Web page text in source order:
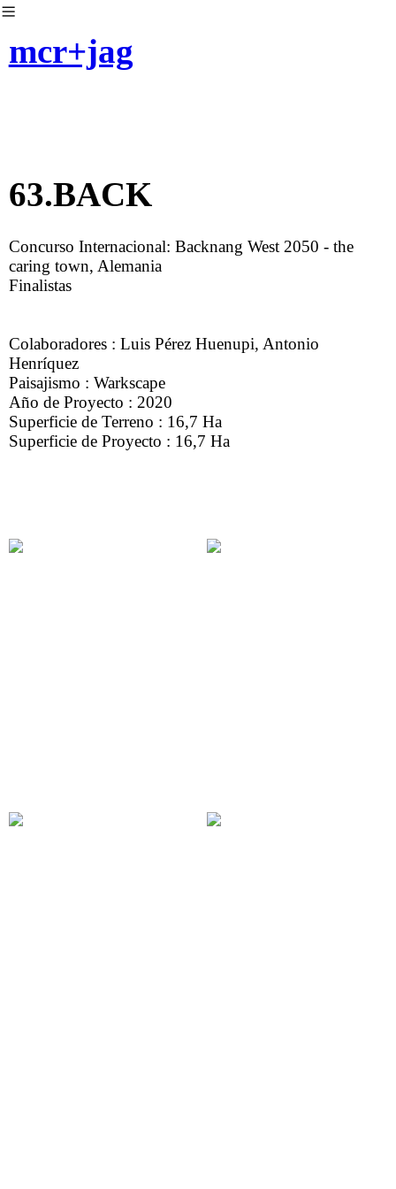
︎
mcr+jag
63.BACK
Concurso Internacional: Backnang West 2050 - the
caring town, Alemania
Finalistas
Colaboradores : Luis Pérez Huenupi, Antonio
Henríquez
Paisajismo : Warkscape
Año de Proyecto : 2020
Superficie de Terreno : 16,7 Ha
Superficie de Proyecto : 16,7 Ha